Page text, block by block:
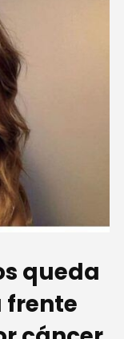
queda
frente